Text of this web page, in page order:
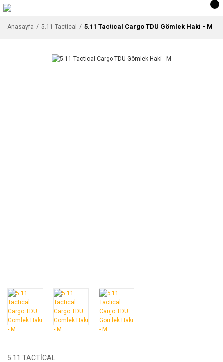
Anasayfa 5.11 Tactical 5.11 Tactical Cargo TDU Gömlek Haki - M
5.11 TACTICAL